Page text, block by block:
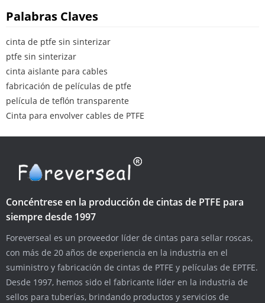
Palabras Claves
cinta de ptfe sin sinterizar
ptfe sin sinterizar
cinta aislante para cables
fabricación de películas de ptfe
película de teflón transparente
Cinta para envolver cables de PTFE
Concéntrese en la producción de cintas de PTFE para
siempre desde 1997
Foreverseal es un proveedor líder de cintas para sellar roscas,
con más de 20 años de experiencia en la industria en el
suministro y fabricación de cintas de PTFE y películas de EPTFE.
Desde 1997, hemos sido el fabricante líder en la industria de
sellos para tuberías, brindando productos y servicios de